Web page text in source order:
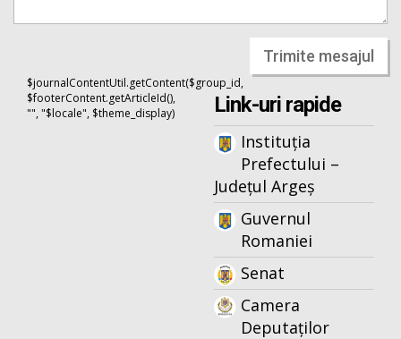
Trimite mesajul
$journalContentUtil.getContent($group_id,
$footerContent.getArticleId(),
"", "$locale", $theme_display)
Link-uri rapide
Instituția
Prefectului –
Județul Argeș
Guvernul
Romaniei
Senat
Camera
Deputaților